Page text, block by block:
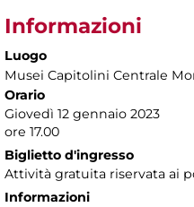
Informazioni
Luogo
Musei Capitolini Centrale
Orario
Giovedì 12 gennaio 2023
ore 17.00
Biglietto d'ingresso
Attività gratuita riservata ai
Informazioni